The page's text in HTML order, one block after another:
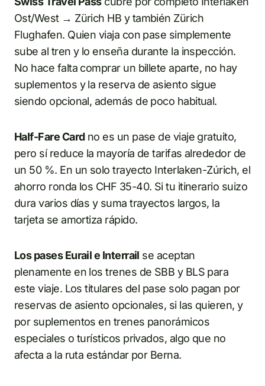
Ost/West → Zürich HB y también Zürich
Flughafen. Quien viaja con pase simplemente
sube al tren y lo enseña durante la inspección.
No hace falta comprar un billete aparte, no hay
suplementos y la reserva de asiento sigue
siendo opcional, además de poco habitual.
Half-Fare Cardno es un pase de viaje gratuito,
pero sí reduce la mayoría de tarifas alrededor de
un 50 %. En un solo trayecto Interlaken-Zúrich, el
ahorro ronda los CHF 35-40. Si tu itinerario suizo
dura varios días y suma trayectos largos, la
tarjeta se amortiza rápido.
Los pases Eurail e Interrail se aceptan
plenamente en los trenes de SBB y BLS para
este viaje. Los titulares del pase solo pagan por
reservas de asiento opcionales, si las quieren, y
por suplementos en trenes panorámicos
especiales o turísticos privados, algo que no
afecta a la ruta estándar por Berna.